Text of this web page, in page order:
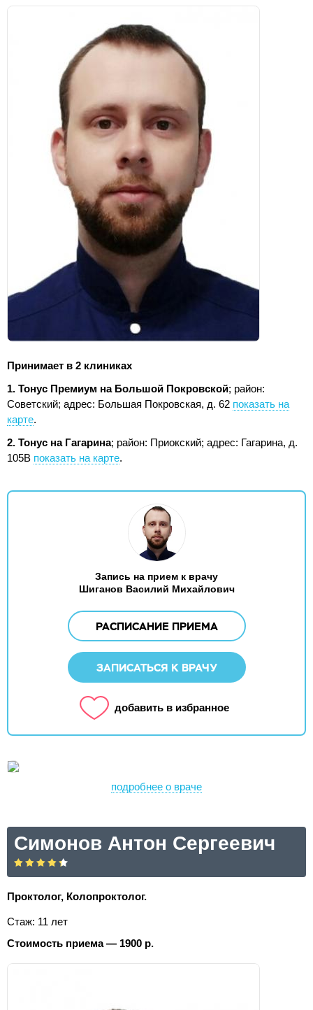
Принимает в 2 клиниках
1. Тонус Премиум на Большой Покровской; район:
Советский; адрес: Большая Покровская, д. 62 показать на
карте.
2. Тонус на Гагарина; район: Приокский; адрес: Гагарина, д.
105В показать на карте.
Запись на прием к врачу
Шиганов Василий Михайлович
РАСПИСАНИЕ ПРИЕМА
ЗАПИСАТЬСЯ К ВРАЧУ
добавить в избранное
подробнее о враче
Симонов Антон Сергеевич
Проктолог, Колопроктолог.
Стаж: 11 лет
Стоимость приема — 1900 р.